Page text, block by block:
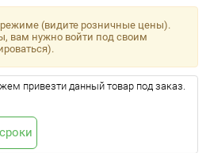
режиме (видите розничные цены).
вам нужно войти под своим
привезти данный товар под заказ.